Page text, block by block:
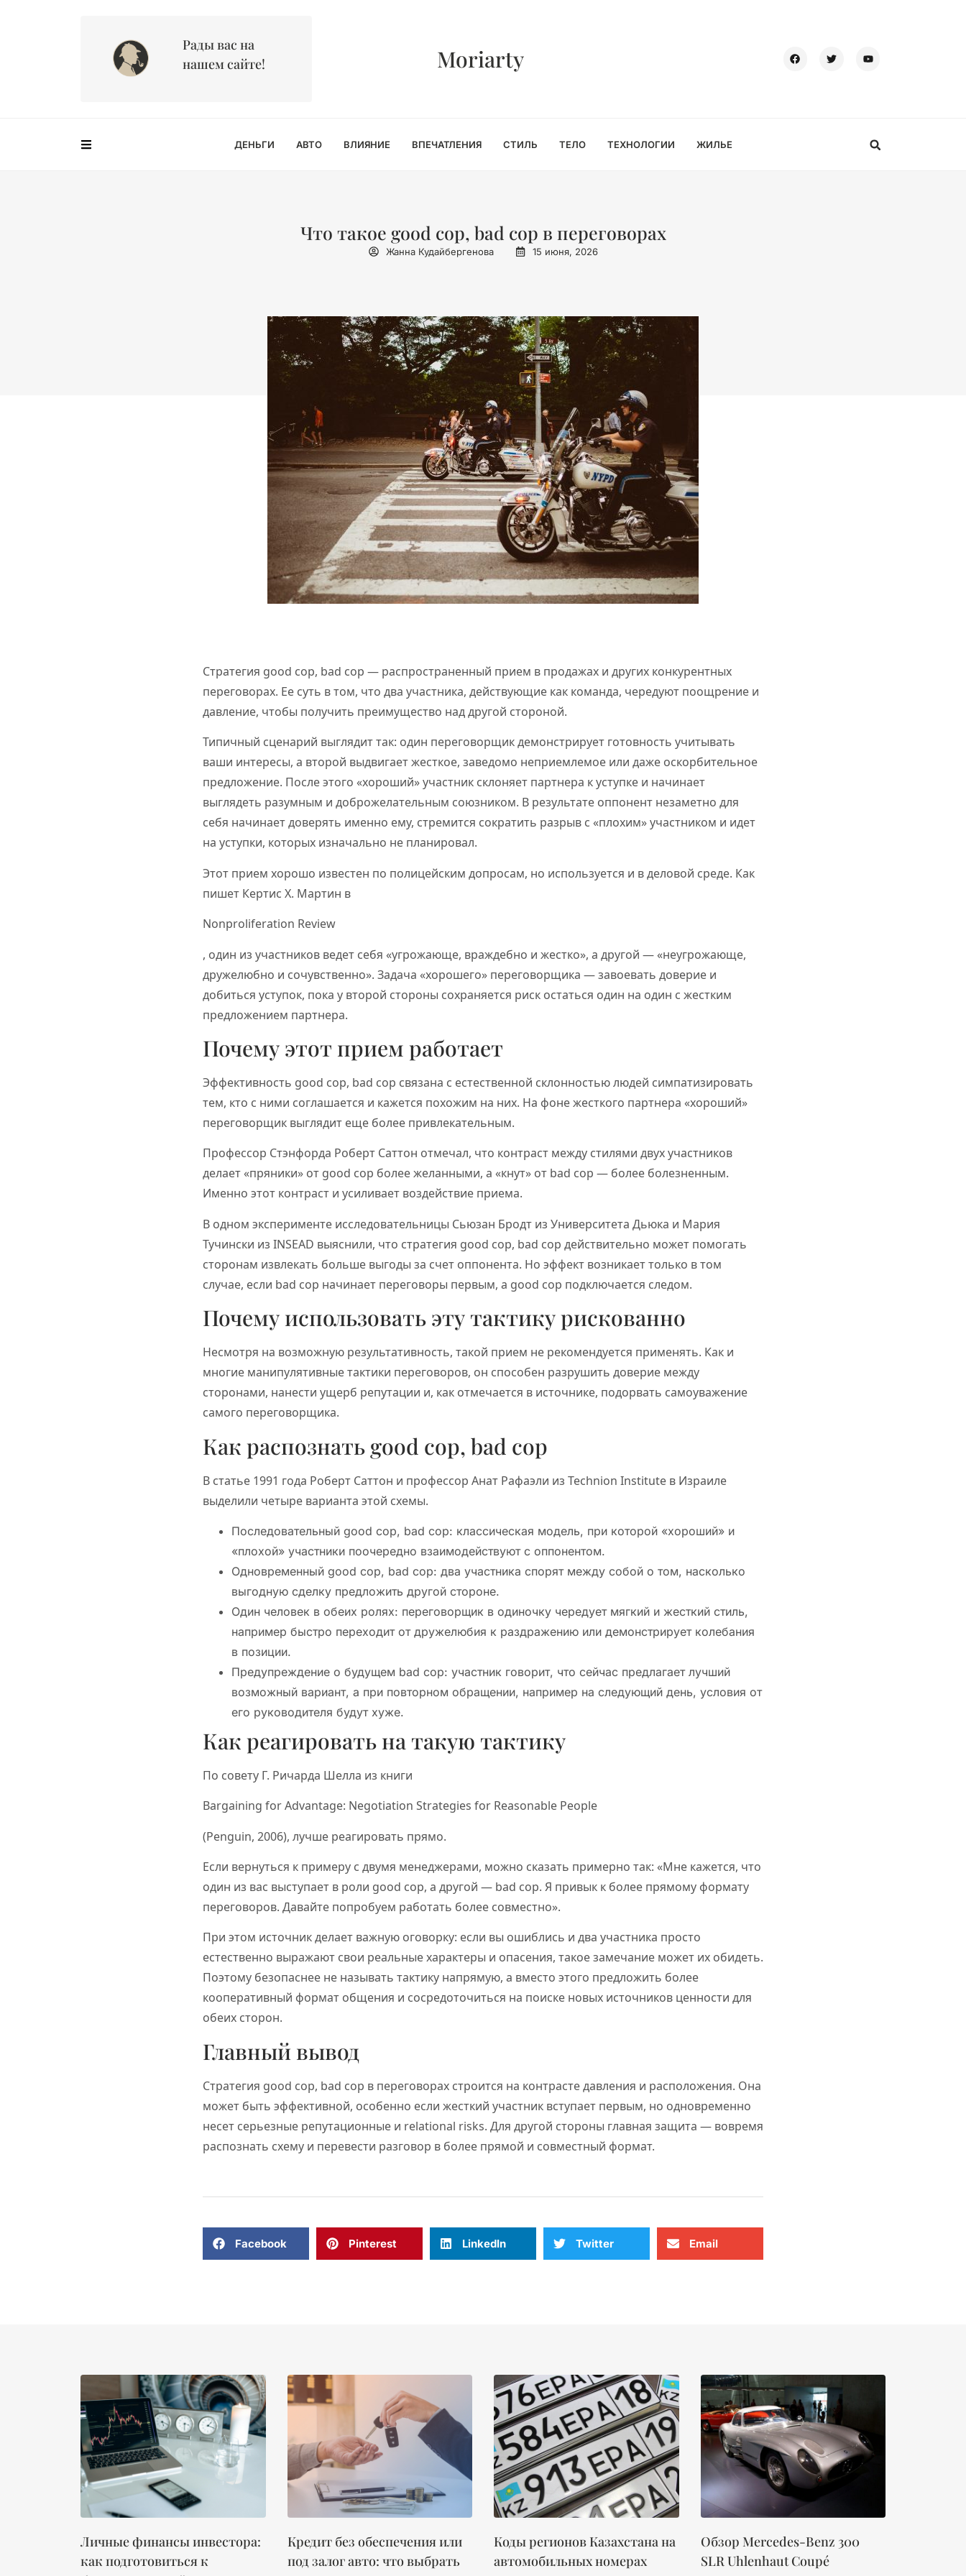
Рады вас на
нашем сайте!
Moriarty
ДЕНЬГИ АВТО ВЛИЯНИЕ ВПЕЧАТЛЕНИЯ СТИЛЬ ТЕЛО ТЕХНОЛОГИИ ЖИЛЬЕ
Что такое good cop, bad cop в переговорах
Жанна Кудайбергенова 15 июня, 2026
Стратегия good cop, bad cop — распространенный прием в продажах и других конкурентных
переговорах. Ее суть в том, что два участника, действующие как команда, чередуют поощрение и
давление, чтобы получить преимущество над другой стороной.
Типичный сценарий выглядит так: один переговорщик демонстрирует готовность учитывать
ваши интересы, а второй выдвигает жесткое, заведомо неприемлемое или даже оскорбительное
предложение. После этого «хороший» участник склоняет партнера к уступке и начинает
выглядеть разумным и доброжелательным союзником. В результате оппонент незаметно для
себя начинает доверять именно ему, стремится сократить разрыв с «плохим» участником и идет
на уступки, которых изначально не планировал.
Этот прием хорошо известен по полицейским допросам, но используется и в деловой среде. Как
пишет Кертис Х. Мартин в
Nonproliferation Review
, один из участников ведет себя «угрожающе, враждебно и жестко», а другой — «неугрожающе,
дружелюбно и сочувственно». Задача «хорошего» переговорщика — завоевать доверие и
добиться уступок, пока у второй стороны сохраняется риск остаться один на один с жестким
предложением партнера.
Почему этот прием работает
Эффективность good cop, bad cop связана с естественной склонностью людей симпатизировать
тем, кто с ними соглашается и кажется похожим на них. На фоне жесткого партнера «хороший»
переговорщик выглядит еще более привлекательным.
Профессор Стэнфорда Роберт Саттон отмечал, что контраст между стилями двух участников
делает «пряники» от good cop более желанными, а «кнут» от bad cop — более болезненным.
Именно этот контраст и усиливает воздействие приема.
В одном эксперименте исследовательницы Сьюзан Бродт из Университета Дьюка и Мария
Тучински из INSEAD выяснили, что стратегия good cop, bad cop действительно может помогать
сторонам извлекать больше выгоды за счет оппонента. Но эффект возникает только в том
случае, если bad cop начинает переговоры первым, а good cop подключается следом.
Почему использовать эту тактику рискованно
Несмотря на возможную результативность, такой прием не рекомендуется применять. Как и
многие манипулятивные тактики переговоров, он способен разрушить доверие между
сторонами, нанести ущерб репутации и, как отмечается в источнике, подорвать самоуважение
самого переговорщика.
Как распознать good cop, bad cop
В статье 1991 года Роберт Саттон и профессор Анат Рафаэли из Technion Institute в Израиле
выделили четыре варианта этой схемы.
Последовательный good cop, bad cop: классическая модель, при которой «хороший» и
«плохой» участники поочередно взаимодействуют с оппонентом.
Одновременный good cop, bad cop: два участника спорят между собой о том, насколько
выгодную сделку предложить другой стороне.
Один человек в обеих ролях: переговорщик в одиночку чередует мягкий и жесткий стиль,
например быстро переходит от дружелюбия к раздражению или демонстрирует колебания
в позиции.
Предупреждение о будущем bad cop: участник говорит, что сейчас предлагает лучший
возможный вариант, а при повторном обращении, например на следующий день, условия от
его руководителя будут хуже.
Как реагировать на такую тактику
По совету Г. Ричарда Шелла из книги
Bargaining for Advantage: Negotiation Strategies for Reasonable People
(Penguin, 2006), лучше реагировать прямо.
Если вернуться к примеру с двумя менеджерами, можно сказать примерно так: «Мне кажется, что
один из вас выступает в роли good cop, а другой — bad cop. Я привык к более прямому формату
переговоров. Давайте попробуем работать более совместно».
При этом источник делает важную оговорку: если вы ошиблись и два участника просто
естественно выражают свои реальные характеры и опасения, такое замечание может их обидеть.
Поэтому безопаснее не называть тактику напрямую, а вместо этого предложить более
кооперативный формат общения и сосредоточиться на поиске новых источников ценности для
обеих сторон.
Главный вывод
Стратегия good cop, bad cop в переговорах строится на контрасте давления и расположения. Она
может быть эффективной, особенно если жесткий участник вступает первым, но одновременно
несет серьезные репутационные и relational risks. Для другой стороны главная защита — вовремя
распознать схему и перевести разговор в более прямой и совместный формат.
Facebook Pinterest LinkedIn Twitter Email
Личные финансы инвестора:
как подготовиться к
Кредит без обеспечения или
под залог авто: что выбрать
Коды регионов Казахстана на
автомобильных номерах
Обзор Mercedes-Benz 300
SLR Uhlenhaut Coupé